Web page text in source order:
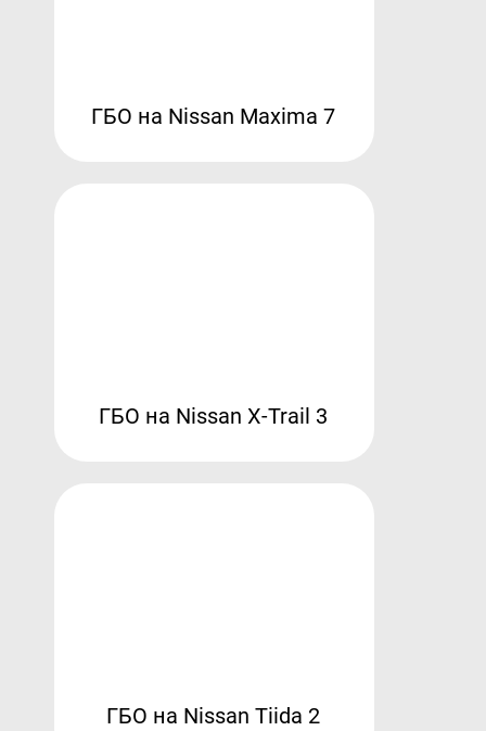
ГБО на Nissan Maxima 7
ГБО на Nissan X-Trail 3
ГБО на Nissan Tiida 2